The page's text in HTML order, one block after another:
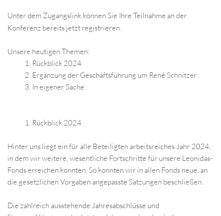
Unter dem Zugangslink können Sie Ihre Teilnahme an der
Konferenz bereits jetzt registrieren
Unsere heutigen Themen:
Rückblick 2024
Ergänzung der Geschäftsführung um René Schnitzer
In eigener Sache
Rückblick 2024
Hinter uns liegt ein für alle Beteiligten arbeitsreiches Jahr 2024,
in dem wir weitere, wesentliche Fortschritte für unsere Leonidas-
Fonds erreichen konnten. So konnten wir in allen Fonds neue, an
die gesetzlichen Vorgaben angepasste Satzungen beschließen.
Die zahlreich ausstehende Jahresabschlüsse und